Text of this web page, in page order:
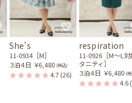
She’s
11-0934［M］
３泊４日 ￥6,480 (税込)
4.7(26)
respiration
11-0926［M〜L
タニティ］
３泊４日 ￥6,480 (
4.6